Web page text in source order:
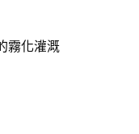
霧化灌溉